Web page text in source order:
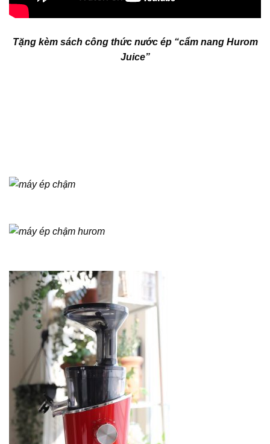
Tặng kèm sách công thức nước ép “cẩm nang Hurom
Juice”